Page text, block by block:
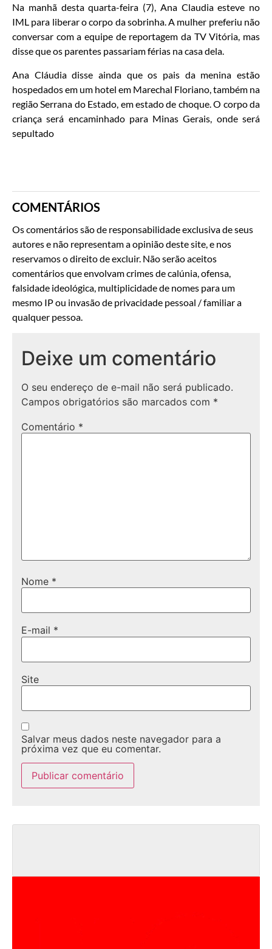
Na manhã desta quarta-feira (7), Ana Claudia esteve no
IML para liberar o corpo da sobrinha. A mulher preferiu não
conversar com a equipe de reportagem da TV Vitória, mas
disse que os parentes passariam férias na casa dela.
Ana Cláudia disse ainda que os pais da menina estão
hospedados em um hotel em Marechal Floriano, também na
região Serrana do Estado, em estado de choque. O corpo da
criança será encaminhado para Minas Gerais, onde será
sepultado
COMENTÁRIOS
Os comentários são de responsabilidade exclusiva de seus
autores e não representam a opinião deste site, e nos
reservamos o direito de excluir. Não serão aceitos
comentários que envolvam crimes de calúnia, ofensa,
falsidade ideológica, multiplicidade de nomes para um
mesmo IP ou invasão de privacidade pessoal / familiar a
qualquer pessoa.
Deixe um comentário
O seu endereço de e-mail não será publicado.
Campos obrigatórios são marcados com *
Comentário *
Nome *
E-mail *
Site
Salvar meus dados neste navegador para a
próxima vez que eu comentar.